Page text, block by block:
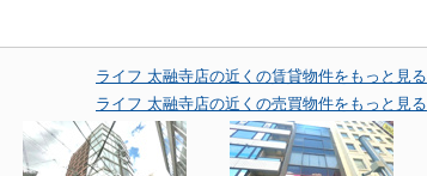
ライフ 太融寺店の近くの賃貸物件をもっと見る
ライフ 太融寺店の近くの売買物件をもっと見る